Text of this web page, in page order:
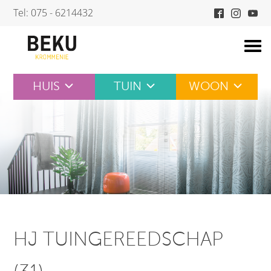
Skip
content
Tel: 075 - 6214432
HUIS TUIN WOON
HJ TUINGEREEDSCHAP